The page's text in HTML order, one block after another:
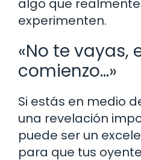
algo que
experimenten.
«No te vayas,
comienzo…»
Si estás en medio
una revelación
puede ser un
para que tus